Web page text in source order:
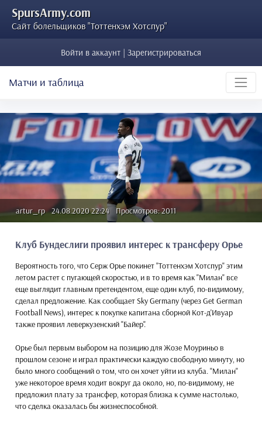
SpursArmy.com
Сайт болельщиков "Тоттенхэм Хотспур"
Войти в аккаунт | Зарегистрироваться
Матчи и таблица
artur_rp 24.08.2020 22:24 Просмотров: 2011
Клуб Бундеслиги проявил интерес к трансферу Орье
Вероятность того, что Серж Орье покинет "Тоттенхэм Хотспур" этим
летом растет с пугающей скоростью, и в то время как "Милан" все
еще выглядит главным претендентом, еще один клуб, по-видимому,
сделал предложение. Как сообщает Sky Germany (через Get German
Football News), интерес к покупке капитана сборной Кот-д'Ивуар
также проявил леверкузенский "Байер".
Орье был первым выбором на позицию для Жозе Моуриньо в
прошлом сезоне и играл практически каждую свободную минуту, но
было много сообщений о том, что он хочет уйти из клуба. "Милан"
уже некоторое время ходит вокруг да около, но, по-видимому, не
предложил плату за трансфер, которая близка к сумме настолько,
что сделка оказалась бы жизнеспособной.